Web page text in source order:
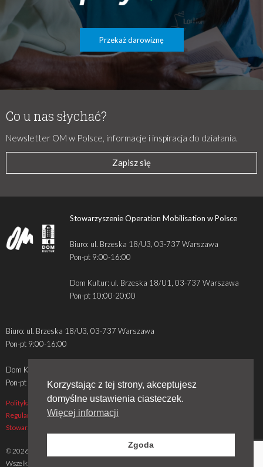
Przekaż darowiznę
Co u nas słychać?
Newsletter OM w Polsce, informacje i inspiracja do działania.
Zapisz się
Stowarzyszenie Operation Mobilisation w Polsce
Biuro: ul. Brzeska 18/U3, 03-737 Warszawa
Pon-pt 9:00-16:00
Dom Kultur: ul. Brzeska 18/U1, 03-737 Warszawa
Pon-pt 10:00-20:00
Biuro: ul. Brzeska 18/U3, 03-737 Warszawa
Pon-pt 9:00-16:00
Dom Kultur: ul. Brzeska 18/U1, 03-737 Warszawa
Pon-pt 10:00-20:00
Polityka prywatności
Regulamin - sklep i darowizny
Stowarzyszenie - statut, zarząd, sprawozdania
© 2026 OM w Polsce.
Wszelkie prawa zastrzeżone
Korzystając z tej strony, akceptujesz
domyślne ustawienia ciasteczek.
Więcej informacji
Zgoda